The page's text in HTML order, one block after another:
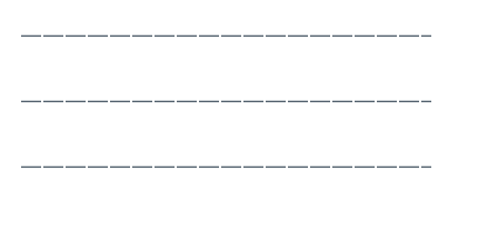
——————————————————–
——————————————————–
——————————————————–